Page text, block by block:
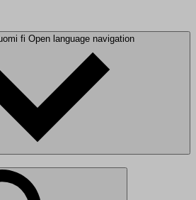
fi Open language navigation